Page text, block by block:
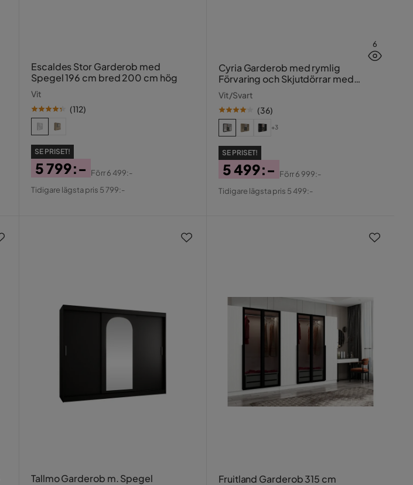
Escaldes Stor Garderob med
Spegel 196 cm bred 200 cm hög
Vit
(112)
SE PRISET!
Pris
5 799:-
Original
Förr6 499:-
Tidigare lägsta pris 5 799:-
6
Cyria Garderob med rymlig
Förvaring och Skjutdörrar med
Spegel 200x215 cm
Vit/Svart
(36)
+3
SE PRISET!
Pris
5 499:-
Original
Förr6 999:-
Tidigare lägsta pris 5 499:-
Tallmo Garderob m. Spegel
Fruitland Garderob 315 cm